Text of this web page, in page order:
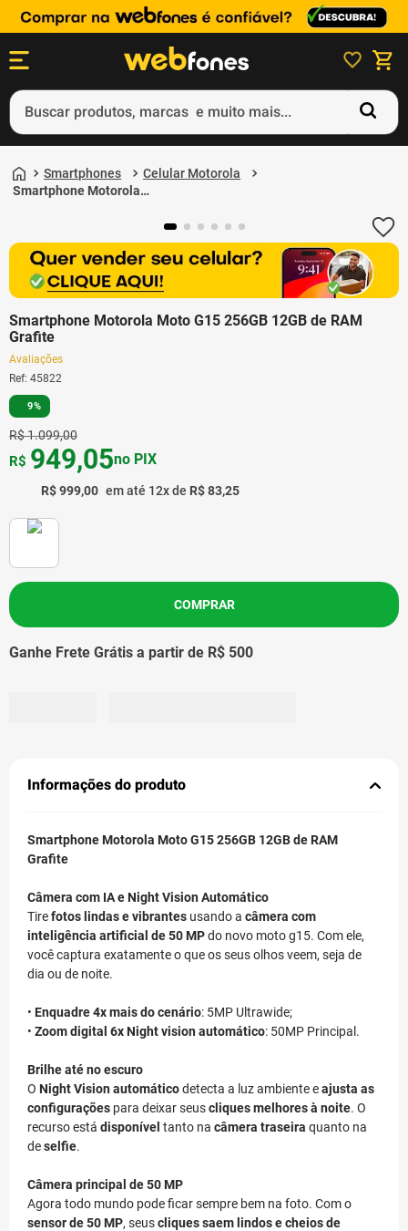
Buscar produtos, marcas e muito mais...
Smartphones
Celular Motorola
Smartphone Motorola
Smartphone Motorola Moto G15 256GB 12GB de RAM
Grafite
Avaliações
Ref: 45822
9%
R$1.099,00
R$999,00 em até 12x de R$83,25
R$ 949,05no PIX
COMPRAR
Ganhe Frete Grátis a partir de R$ 500
Informações do produto
Smartphone Motorola Moto G15 256GB 12GB de RAM
Grafite
Câmera com IA e Night Vision Automático
Tirefotos lindas e vibrantes usando a câmera com
inteligência artificial de 50 MPdo novo moto g15. Com ele,
você captura exatamente o que os seus olhos veem, seja de
dia ou de noite.
• Enquadre 4x mais do cenário: 5MP Ultrawide;
• Zoom digital 6x Night vision automático: 50MP Principal.
Brilhe até no escuro
O Night Vision automáticodetecta a luz ambiente eajusta as
configurações para deixar seuscliques melhores à noite. O
recurso está disponível tanto na câmera traseira quanto na
deselfie.
Câmera principal de 50 MP
Agora todo mundo pode ficar sempre bem na foto. Com o
sensor de 50 MP, seuscliques saem lindos e cheios de
1º
ps5
3º
ps4
4º
smartphone
5º edição limitada 30º aniversário